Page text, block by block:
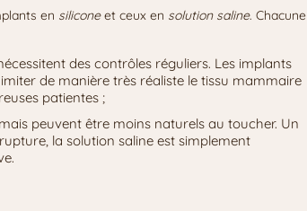
en siliconeet ceux en solution saline. Chacune
des contrôles réguliers. Les implants
de manière très réaliste le tissu mammaire
patientes ;
peuvent être moins naturels au toucher. Un
la solution saline est simplement